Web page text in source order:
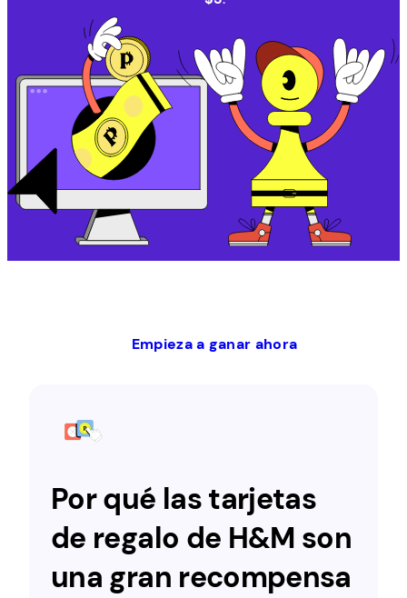
Empieza a ganar ahora
Por qué las tarjetas
de regalo de H&M son
una gran recompensa